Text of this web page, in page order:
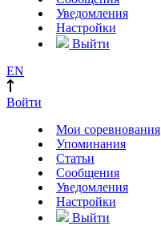
Уведомления
Настройки
Выйти
EN
Войти
Мои соревнования
Упоминания
Статьи
Сообщения
Уведомления
Настройки
Выйти